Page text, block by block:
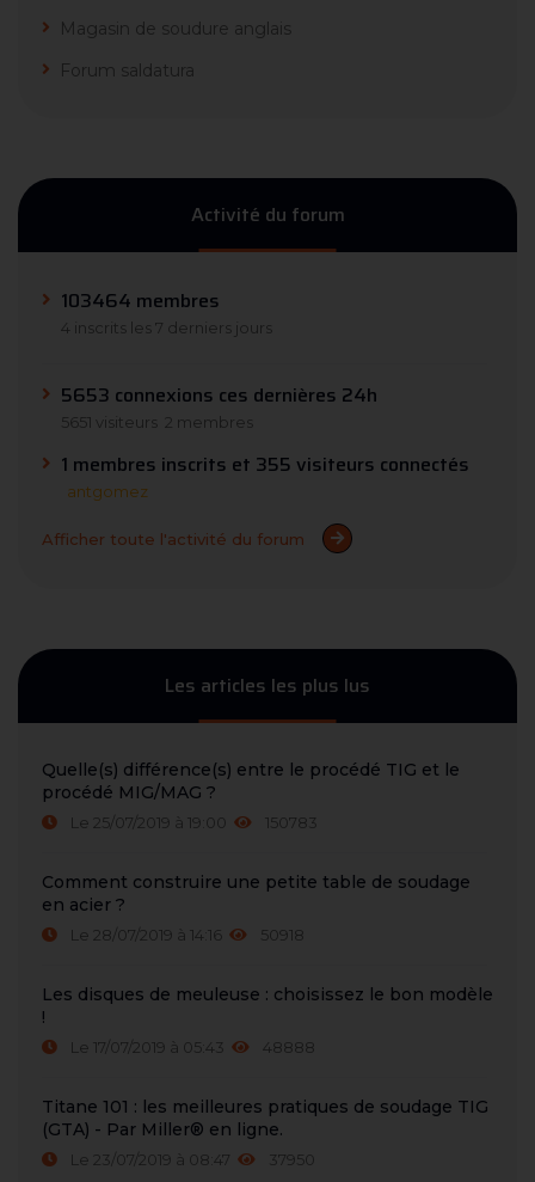
Magasin de soudure anglais
Forum saldatura
Activité du forum
103464 membres
4 inscrits les 7 derniers jours
5653 connexions ces dernières 24h
5651 visiteurs 2 membres
1 membres inscrits et 355 visiteurs connectés
antgomez
Afficher toute l'activité du forum
Les articles les plus lus
Quelle(s) différence(s) entre le procédé TIG et le
procédé MIG/MAG ?
Le 25/07/2019 à 19:00 150783
Comment construire une petite table de soudage
en acier ?
Le 28/07/2019 à 14:16 50918
Les disques de meuleuse : choisissez le bon modèle
!
Le 17/07/2019 à 05:43 48888
Titane 101 : les meilleures pratiques de soudage TIG
(GTA) - Par Miller® en ligne.
Le 23/07/2019 à 08:47 37950